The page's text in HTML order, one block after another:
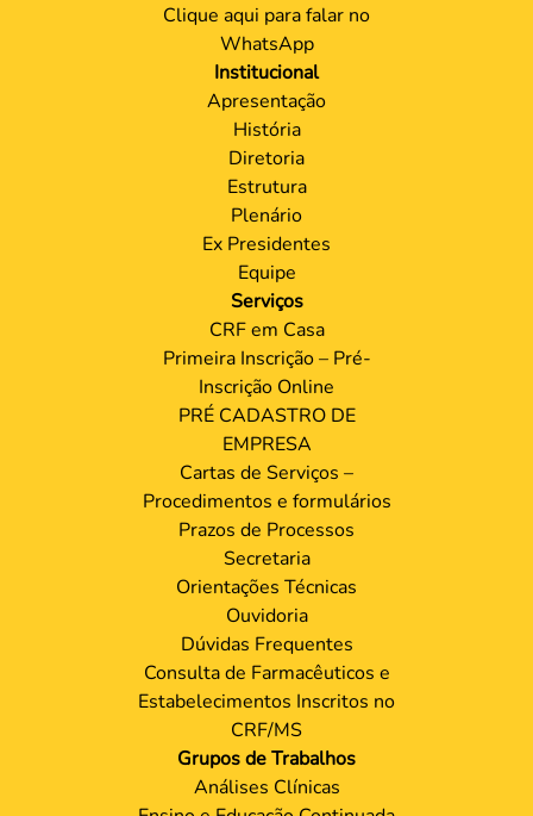
Clique aqui para falar no
WhatsApp
Institucional
Apresentação
História
Diretoria
Estrutura
Plenário
Ex Presidentes
Equipe
Serviços
CRF em Casa
Primeira Inscrição – Pré-
Inscrição Online
PRÉ CADASTRO DE
EMPRESA
Cartas de Serviços –
Procedimentos e formulários
Prazos de Processos
Secretaria
Orientações Técnicas
Ouvidoria
Dúvidas Frequentes
Consulta de Farmacêuticos e
Estabelecimentos Inscritos no
CRF/MS
Grupos de Trabalhos
Análises Clínicas